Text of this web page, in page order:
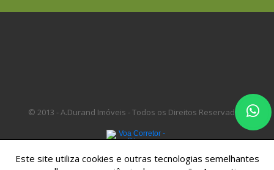
Este site utiliza cookies e outras tecnologias semelhantes